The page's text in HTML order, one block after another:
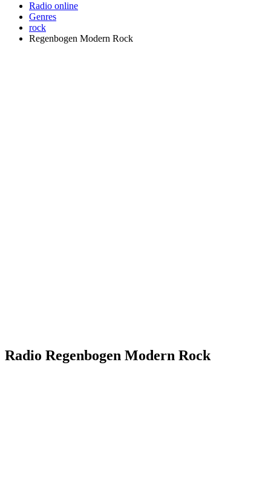
Radio online
Genres
rock
Regenbogen Modern Rock
Radio Regenbogen Modern Rock